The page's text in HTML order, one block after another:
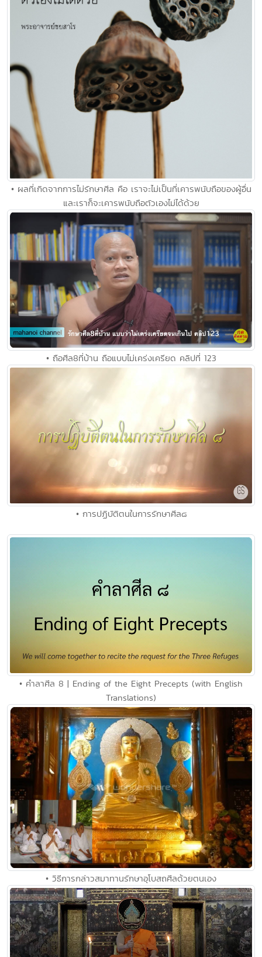
• ผลที่เกิดจากการไม่รักษาศีล คือ เราจะไม่เป็นที่เคารพนับถือของผู้อื่น
และเราก็จะเคารพนับถือตัวเองไม่ได้ด้วย
• ถือศีล8ที่บ้าน ถือแบบไม่เคร่งเครียด คลิปที่ 123
• การปฏิบัติตนในการรักษาศีล๘
• คำลาศีล 8 | Ending of the Eight Precepts (with English
Translations)
• วิธีการกล่าวสมาทานรักษาอุโบสถศีลด้วยตนเอง